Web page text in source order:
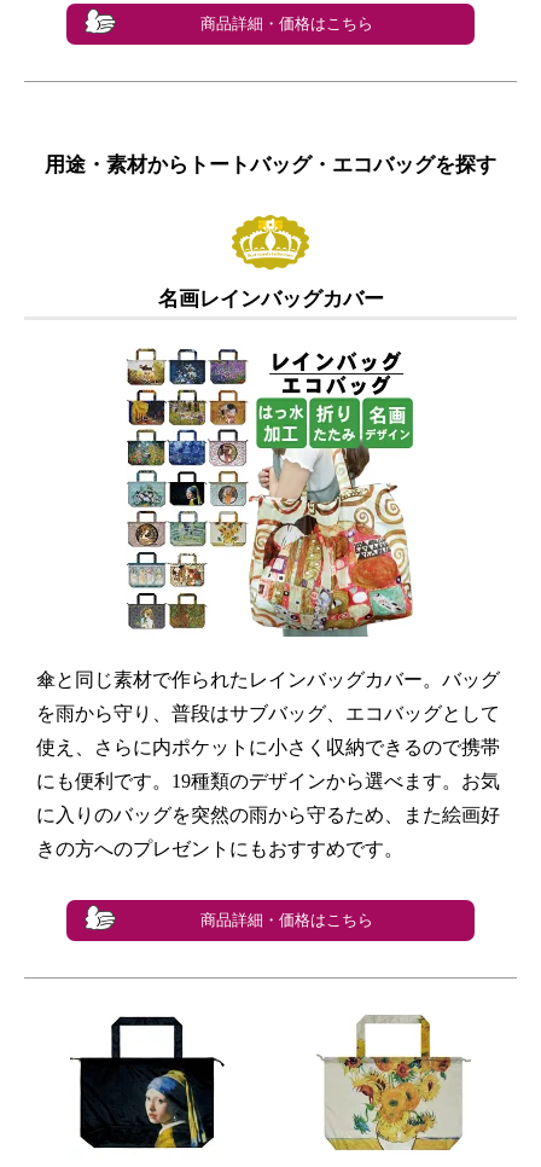
商品詳細・価格はこちら
用途・素材からトートバッグ・エコバッグを探す
名画レインバッグカバー
傘と同じ素材で作られたレインバッグカバー。バッグ
を雨から守り、普段はサブバッグ、エコバッグとして
使え、さらに内ポケットに小さく収納できるので携帯
にも便利です。19種類のデザインから選べます。お気
に入りのバッグを突然の雨から守るため、また絵画好
きの方へのプレゼントにもおすすめです。
商品詳細・価格はこちら